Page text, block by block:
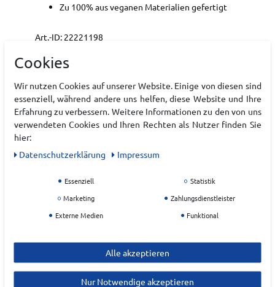
Zu 100% aus veganen Materialien gefertigt
Art.-ID: 22221198
Materialzusammensetzung: Synthetik
SKECHERS
EU Verantwortlicher
Cookies
Wir nutzen Cookies auf unserer Website. Einige von diesen sind
essenziell, während andere uns helfen, diese Website und Ihre
Erfahrung zu verbessern. Weitere Informationen zu den von uns
verwendeten Cookies und Ihren Rechten als Nutzer finden Sie
hier:
Daten­schutz­erklärung
Impressum
Essenziell
Statistik
Marketing
Zahlungsdienstleister
Externe Medien
Funktional
Alle akzeptieren
Nur Notwendige akzeptieren